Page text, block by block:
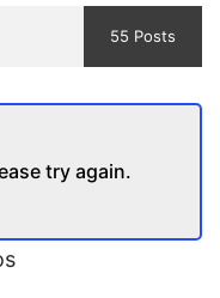
55 Posts
try again.